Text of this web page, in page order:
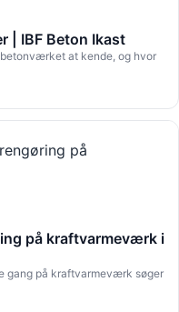
| IBF Beton Ikast
at kende, og hvor
på kraftvarmeværk i
gang på kraftvarmeværk søger